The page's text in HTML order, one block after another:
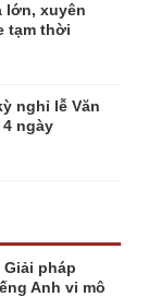
lớn, xuyên
tạm thời
nghỉ lễ Văn
4 ngày
pháp
Anh vi mô